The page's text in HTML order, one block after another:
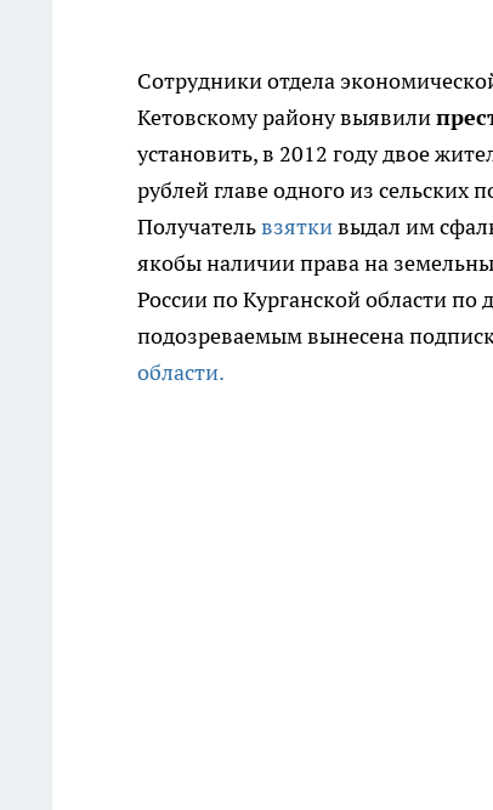
Сотрудники отдела
Кетовскому району выявили
установить, в 2012 году двое
рублей главе одного из сельских
Получательвзяткивыдал им
якобы наличии права на
России по Курганской области
подозреваемым вынесена
области.